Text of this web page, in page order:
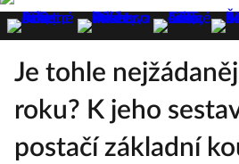
Je tohle
roku? K jeho
postačí základní